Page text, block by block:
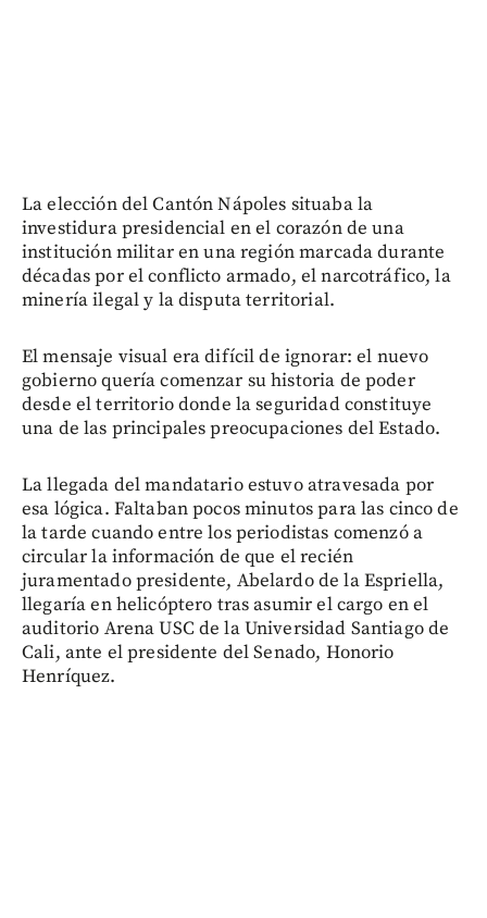
La elección del Cantón Nápoles situaba la
investidura presidencial en el corazón de una
institución militar en una región marcada durante
décadas por el conflicto armado, el narcotráfico, la
minería ilegal y la disputa territorial.
El mensaje visual era difícil de ignorar: el nuevo
gobierno quería comenzar su historia de poder
desde el territorio donde la seguridad constituye
una de las principales preocupaciones del Estado.
La llegada del mandatario estuvo atravesada por
esa lógica. Faltaban pocos minutos para las cinco de
la tarde cuando entre los periodistas comenzó a
circular la información de que el recién
juramentado presidente, Abelardo de la Espriella,
llegaría en helicóptero tras asumir el cargo en el
auditorio Arena USC de la Universidad Santiago de
Cali, ante el presidente del Senado, Honorio
Henríquez.